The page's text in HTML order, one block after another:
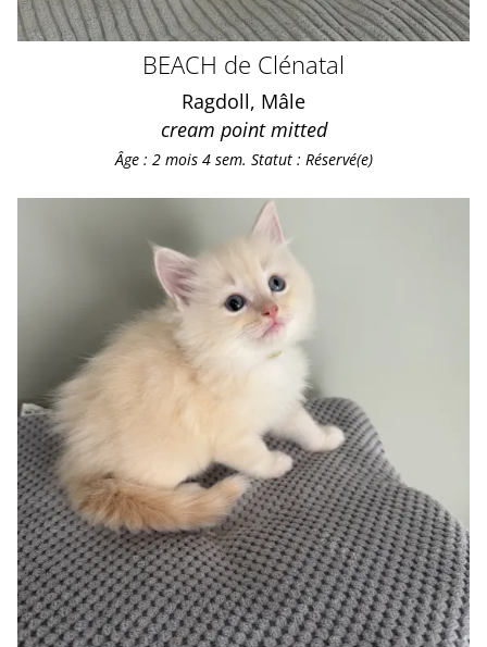
BEACH de Clénatal
Ragdoll, Mâle
cream point mitted
Âge : 2 mois 4 sem. Statut : Réservé(e)